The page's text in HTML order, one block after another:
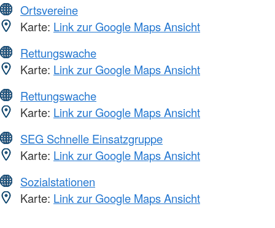
Ortsvereine
Karte: Link zur Google Maps Ansicht
Rettungswache
Karte: Link zur Google Maps Ansicht
Rettungswache
Karte: Link zur Google Maps Ansicht
SEG Schnelle Einsatzgruppe
Karte: Link zur Google Maps Ansicht
Sozialstationen
Karte: Link zur Google Maps Ansicht